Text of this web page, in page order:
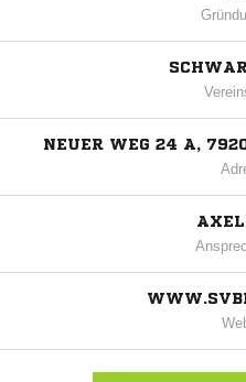
NEUER WEG 24 A,